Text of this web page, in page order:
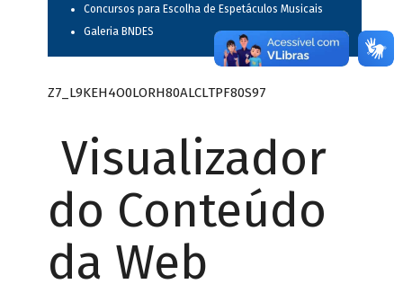
Concursos para Escolha de Espetáculos Musicais
Galeria BNDES
Z7_L9KEH4O0LORH80ALCLTPF80S97
Visualizador
do Conteúdo
da Web